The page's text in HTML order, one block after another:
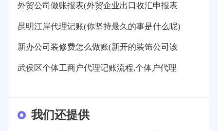
外贸公司做账报表(外贸企业出口收汇申报表
昆明江岸代理记账(你坚持最久的事是什么呢)
新办公司装修费怎么做账(新开的装饰公司该
武侯区个体工商户代理记账流程,个体户代理
我们还提供